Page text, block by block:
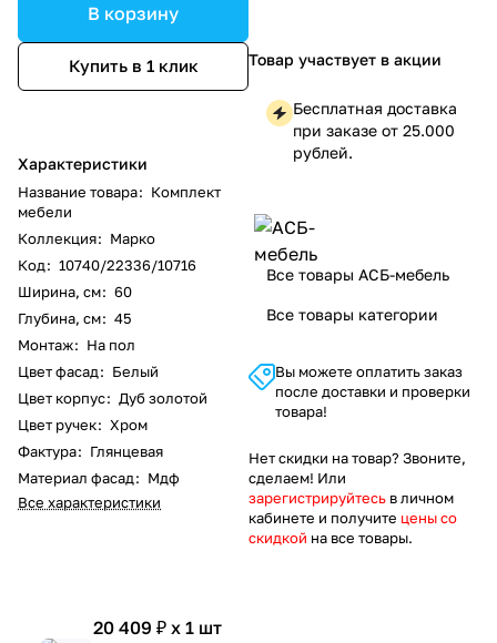
В корзину
Купить в 1 клик
Характеристики
Название товара: Комплект
мебели
Коллекция: Марко
Код: 10740/22336/10716
Ширина, см: 60
Глубина, см: 45
Монтаж: На пол
Цвет фасад: Белый
Цвет корпус: Дуб золотой
Цвет ручек: Хром
Фактура: Глянцевая
Материал фасад: Мдф
Все характеристики
Товар участвует в акции
Бесплатная доставка
при заказе от 25.000
рублей.
Все товары АСБ-мебель
Все товары категории
Вы можете оплатить заказ
после доставки и проверки
товара!
Нет скидки на товар? Звоните,
сделаем! Или
зарегистрируйтесь в личном
кабинете и получите цены со
скидкой на все товары.
20 409 ₽ x 1 шт